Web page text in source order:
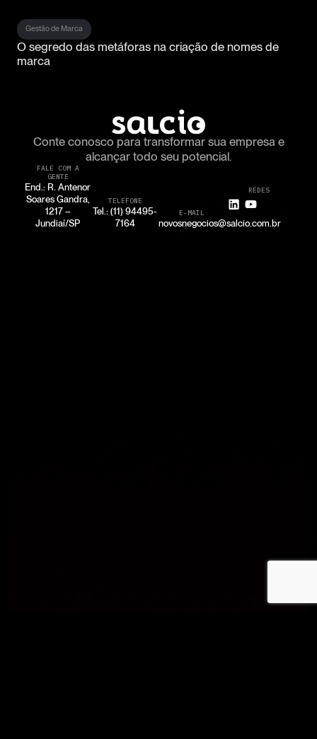
Gestão de Marca
O segredo das metáforas na criação de nomes de
marca
Conte conosco para transformar sua empresa e
alcançar todo seu potencial.
FALE COM A
GENTE
End.: R. Antenor
Soares Gandra,
1217 –
Jundiaí/SP
TELEFONE
Tel.: (11) 94495-
7164
E-MAIL
novosnegocios@salcio.com.br
REDES